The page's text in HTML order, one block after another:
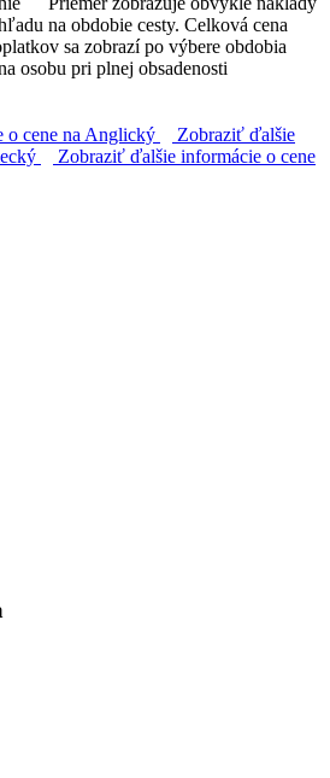
na obdobie cesty. Celková cena
sa zobrazí po výbere obdobia
osobu pri plnej obsadenosti
o cene na Anglický
Zobraziť ďalšie
Zobraziť ďalšie informácie o cene